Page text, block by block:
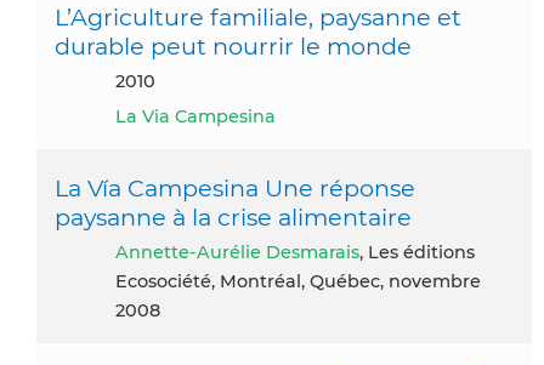
L’Agriculture familiale, paysanne et
durable peut nourrir le monde
2010
La Via Campesina
La Vía Campesina Une réponse
paysanne à la crise alimentaire
Annette-Aurélie Desmarais, Les éditions
Ecosociété, Montréal, Québec, novembre
2008